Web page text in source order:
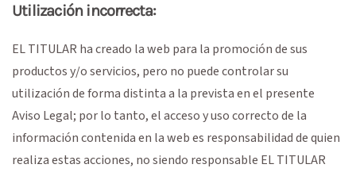
Utilización incorrecta:
EL TITULAR ha creado la web para la promoción de sus
productos y/o servicios, pero no puede controlar su
utilización de forma distinta a la prevista en el presente
Aviso Legal; por lo tanto, el acceso y uso correcto de la
información contenida en la web es responsabilidad de quien
realiza estas acciones, no siendo responsable EL TITULAR